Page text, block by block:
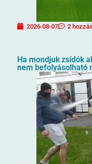
2026-08-07 2
Ha mondjuk zsídók
nem befolyásolható